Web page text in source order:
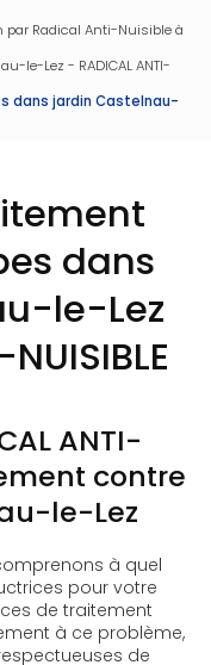
par Radical Anti-Nuisible à
le-Lez - RADICAL ANTI-
dans jardin Castelnau-
dans
le-Lez
ANTI-
contre
le-Lez
à quel
pour votre
de traitement
à ce problème,
de